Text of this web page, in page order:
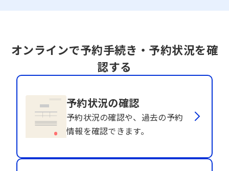
オンラインで予約手続き・予約状況を確
認する
予約状況の確認
予約状況の確認や、過去の予約
情報を確認できます。